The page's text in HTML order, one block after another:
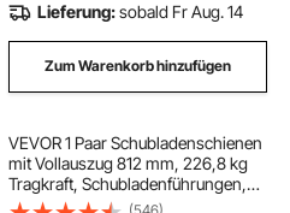
Lieferung:sobald Fr Aug. 14
Zum Warenkorb hinzufügen
VEVOR 1 Paar Schubladenschienen
mit Vollauszug 812 mm, 226,8 kg
Tragkraft, Schubladenführungen,
Kugellager mit Sperre, seitlich